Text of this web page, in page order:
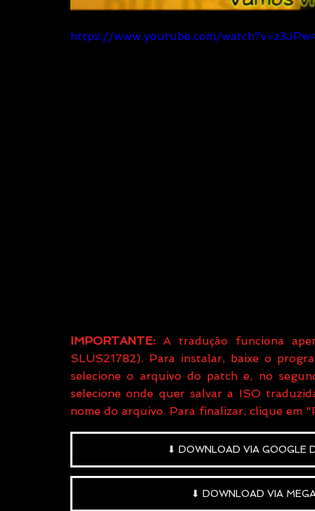
https://www.youtube.com/
IMPORTANTE: A tradução funciona
SLUS21782). Para instalar, baixe o
selecione o arquivo do patch e, no
selecione onde quer salvar a ISO
nome do arquivo. Para finalizar, clique em
⬇ DOWNLOAD VIA GOOGLE
⬇ DOWNLOAD VIA